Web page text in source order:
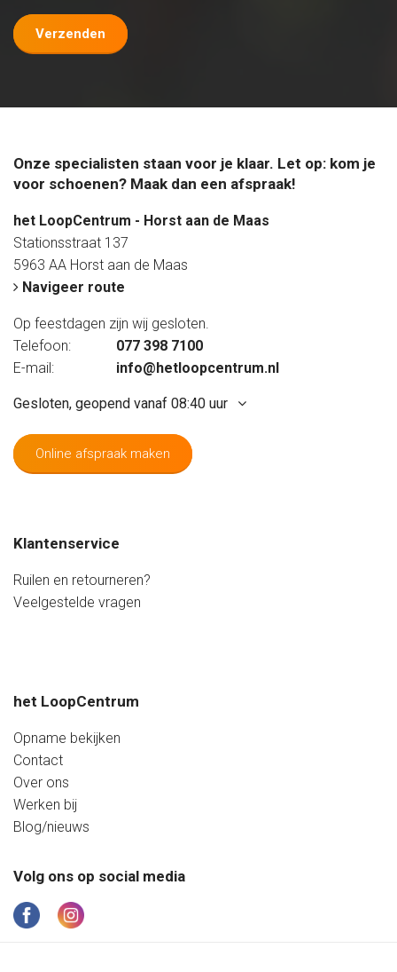
Verzenden
Onze specialisten staan voor je klaar. Let op: kom je
voor schoenen? Maak dan een afspraak!
het LoopCentrum - Horst aan de Maas
Stationsstraat 137
5963 AA Horst aan de Maas
Navigeer route
Op feestdagen zijn wij gesloten.
Telefoon:
077 398 7100
E-mail:
info@hetloopcentrum.nl
Gesloten, geopend vanaf 08:40 uur
Online afspraak maken
Donderdag
09:20 - 17:20 uur
Vrijdag
09:20 - 20:00 uur
Zaterdag
08:40 - 17:20 uur
Klantenservice
Ruilen en retourneren?
Veelgestelde vragen
het LoopCentrum
Opname bekijken
Contact
Over ons
Werken bij
Blog/nieuws
Volg ons op social media